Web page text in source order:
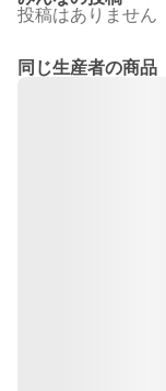
投稿はありません
同じ生産者の商品